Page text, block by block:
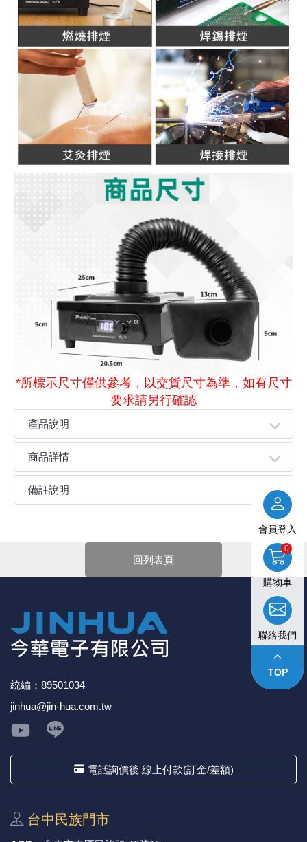
*所標示尺寸僅供參考，以交貨尺寸為準，如有尺寸
要求請另行確認​​​​​​​
產品說明
●配備多層過濾系統，設計用於快速淨化，非常適合焊接和
維護應用。
●可調節風扇轉速，範圍從10到100，LED顯示屏指示當前
●空氣淨化器在低電壓下運行，確保了使用的安全性和可靠
●多功能，可用於不同用途：過濾焊接工作或其他條件下産
商品詳情
備註說明
，訂單成立後表示100%同意
今華電子官網購物規範。商品可能因不同因素導致調價、
停產、缺貨或延遲出貨等情況。本公司將保留是否接受訂
單的權利，不便之處敬請見諒。
購買商品，可先來電詢問門市是否有
★產品價格大幅波動，網站可能無法即時更新，所有訂單
均會以E-Mail確認訂單價格，未收到人員確認訂單之前請
勿自行匯款。
★ 電子零組件本公司同一產品可能有多供應商，每家供應
商的產品尺寸與產品配件可能會有差異，
網站上的尺寸圖
★ 購買後發票如有問題，請於7天內來電告知服務人
員
會員登入
購物車
0
聯絡我們
keyboard_arrow_up
TOP
回列表頁
統編：89501034
jinhua@jin-hua.com.tw
電話詢價後 線上付款(訂金/差額)
台中⺠族⾨市